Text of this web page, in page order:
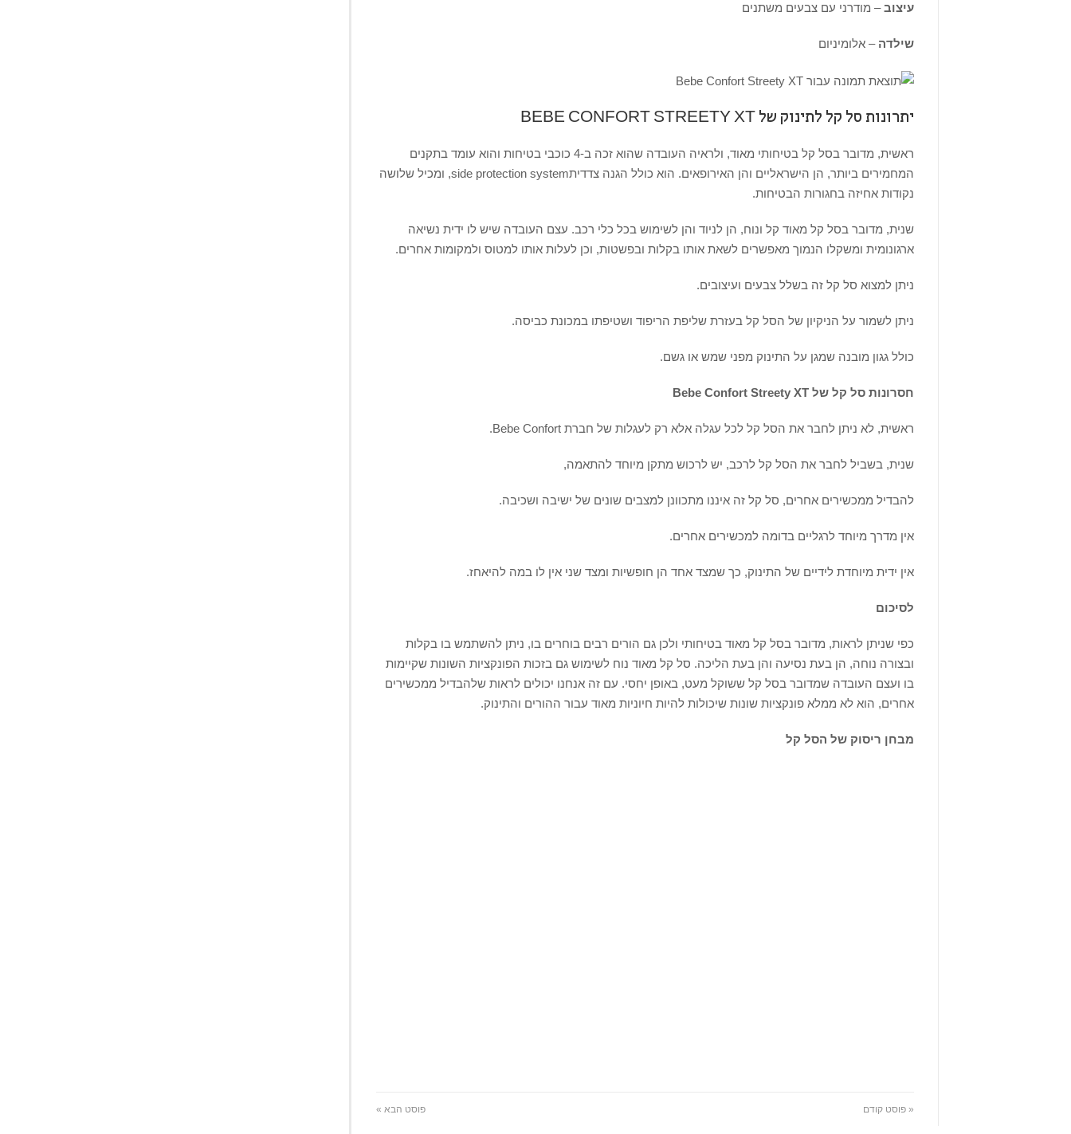
עיצוב– מודרני עם צבעים משתנים
שילדה – אלומיניום
יתרונות סל קל לתינוק של BEBE CONFORT STREETY XT
ראשית, מדובר בסל קל בטיחותי מאוד, ולראיה העובדה שהוא זכה ב-4 כוכבי בטיחות והוא עומד בתקנים
המחמירים ביותר, הן הישראליים והן האירופאים. הוא כולל הגנה צדדיתside protection system, ומכיל שלושה
נקודות אחיזה בחגורות הבטיחות.
שנית, מדובר בסל קל מאוד קל ונוח, הן לניוד והן לשימוש בכל כלי רכב. עצם העובדה שיש לו ידית נשיאה
ארגונומית ומשקלו הנמוך מאפשרים לשאת אותו בקלות ובפשטות, וכן לעלות אותו למטוס ולמקומות אחרים.
ניתן למצוא סל קל זה בשלל צבעים ועיצובים.
ניתן לשמור על הניקיון של הסל קל בעזרת שליפת הריפוד ושטיפתו במכונת כביסה.
כולל גגון מובנה שמגן על התינוק מפני שמש או גשם.
חסרונות סל קל של Bebe Confort Streety XT
ראשית, לא ניתן לחבר את הסל קל לכל עגלה אלא רק לעגלות של חברת Bebe Confort.
שנית, בשביל לחבר את הסל קל לרכב, יש לרכוש מתקן מיוחד להתאמה,
להבדיל ממכשירים אחרים, סל קל זה איננו מתכוונן למצבים שונים של ישיבה ושכיבה.
אין מדרך מיוחד לרגליים בדומה למכשירים אחרים.
אין ידית מיוחדת לידיים של התינוק, כך שמצד אחד הן חופשיות ומצד שני אין לו במה להיאחז.
לסיכום
כפי שניתן לראות, מדובר בסל קל מאוד בטיחותי ולכן גם הורים רבים בוחרים בו, ניתן להשתמש בו בקלות
ובצורה נוחה, הן בעת נסיעה והן בעת הליכה. סל קל מאוד נוח לשימוש גם בזכות הפונקציות השונות שקיימות
בו ועצם העובדה שמדובר בסל קל ששוקל מעט, באופן יחסי. עם זה אנחנו יכולים לראות שלהבדיל ממכשירים
אחרים, הוא לא ממלא פונקציות שונות שיכולות להיות חיוניות מאוד עבור ההורים והתינוק.
מבחן ריסוק של הסל קל
« פוסט קודם פוסט הבא »